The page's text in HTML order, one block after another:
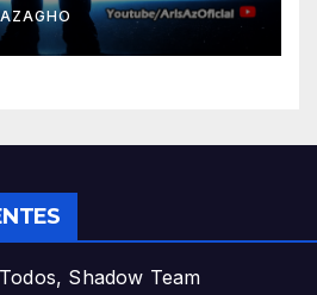
Shadow Team